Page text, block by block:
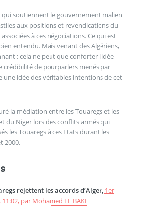
qui soutiennent le gouvernement malien
aux positions et revendications du
à ces négociations. Ce qui est
entendu. Mais venant des Algériens,
; cela ne peut que conforter l’idée
crédibilité de pourparlers menés par
une idée des véritables intentions de cet
la médiation entre les Touaregs et les
du Niger lors des conflits armés qui
les Touaregs à ces Etats durant les
2000.
rejettent les accords d’Alger, 1er
11:02, par Mohamed EL BAKI